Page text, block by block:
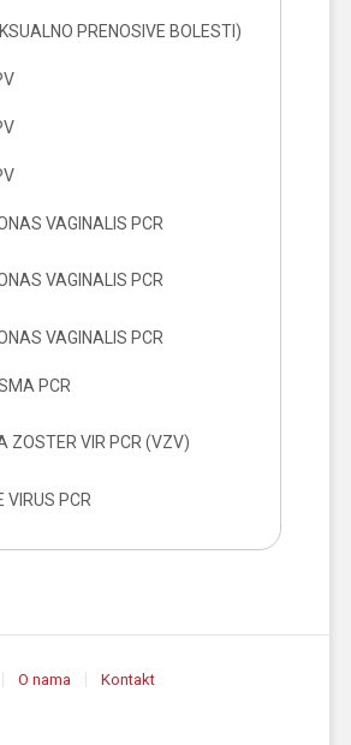
PRENOSIVE BOLESTI)
VAGINALIS PCR
VAGINALIS PCR
VAGINALIS PCR
PCR
ZOSTER VIR PCR (VZV)
VIRUS PCR
O nama
Kontakt